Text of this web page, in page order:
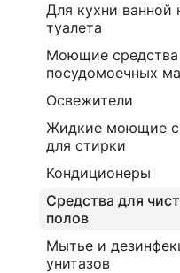
Для кухни ванной
туалета
Моющие средства
посудомоечных
Освежители
Жидкие моющие
для стирки
Кондиционеры
Средства для
полов
Мытье и
унитазов